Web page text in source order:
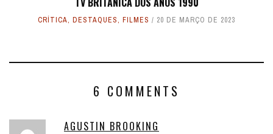
CRÍTICA, DESTAQUES, FILMES 20 DE MARÇO DE 2023
6 COMMENTS
AGUSTIN BROOKING